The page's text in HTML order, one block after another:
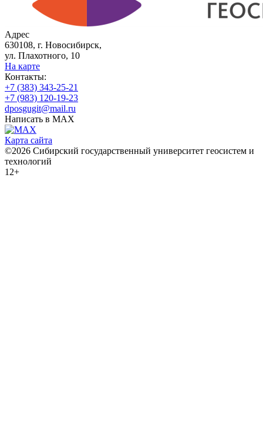
Адрес
630108, г. Новосибирск,
ул. Плахотного, 10
На карте
Контакты:
+7 (383) 343-25-21
+7 (983) 120-19-23
dposgugit@mail.ru
Написать в MAX
Карта сайта
©2026 Сибирский государственный университет геосистем и
технологий
12+